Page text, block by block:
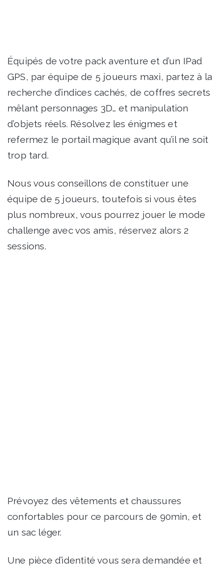
Équipés de votre pack aventure et d’un IPad
GPS, par équipe de 5 joueurs maxi, partez à la
recherche d’indices cachés, de coffres secrets
mêlant personnages 3D… et manipulation
d’objets réels. Résolvez les énigmes et
refermez le portail magique avant qu’il ne soit
trop tard.
Nous vous conseillons de constituer une
équipe de 5 joueurs, toutefois si vous êtes
plus nombreux, vous pourrez jouer le mode
challenge avec vos amis, réservez alors 2
sessions.
Prévoyez des vêtements et chaussures
confortables pour ce parcours de 90min, et
un sac léger.
Une pièce d’identité vous sera demandée et